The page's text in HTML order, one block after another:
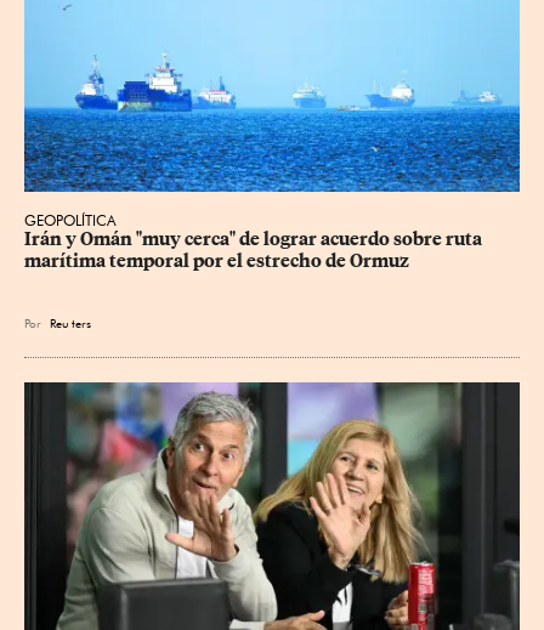
GEOPOLÍTICA
Irán y Omán "muy cerca" de lograr acuerdo sobre ruta
marítima temporal por el estrecho de Ormuz
Por Reu ters